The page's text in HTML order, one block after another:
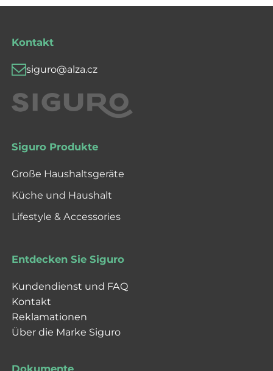
Kontakt
siguro@alza.cz
Siguro Produkte
Große Haushaltsgeräte
Küche und Haushalt
Lifestyle & Accessories
Entdecken Sie Siguro
Kundendienst und FAQ
Kontakt
Reklamationen
Über die Marke Siguro
Dokumente